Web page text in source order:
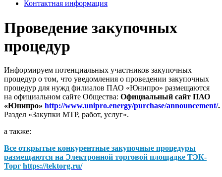
Контактная информация
Проведение закупочных
процедур
Информируем потенциальных участников закупочных
процедур о том, что уведомления о проведении закупочных
процедур для нужд филиалов ПАО «Юнипро» размещаются
на официальном сайте Общества: Официальный сайт ПАО
«Юнипро» http://www.unipro.energy/purchase/announcement/.
Раздел «Закупки МТР, работ, услуг».
а также:
Все открытые конкурентные закупочные процедуры
размещаются на Электронной торговой площадке ТЭК-
Торг https://tektorg.ru/